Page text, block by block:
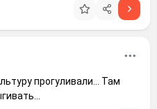
прогуливали... Там